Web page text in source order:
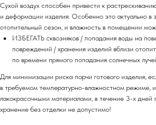
Сухой воздух способен привести к
и деформации изделия. Особенно это актуально в
отопительный сезон, и влажность в помещении
ИЗБЕГАТЬ сквозняков / попадания воды на
повреждений / хранения изделий вблизи
по времени прямого попадания солнечных
Для минимизации риска порчи готового изделия,
в требуемом температурно-влажностном режиме,
лакокрасочными материалами, в течение 3-х дней
хранение без отделки не допустимо!
Мы на Оzon
Почему мы
FAQ
Доставка
Органайзеры
Крючки
Стеллажи
Ножки
Сотрудничество
Корпоративные заказы
Документы
Договор оферты